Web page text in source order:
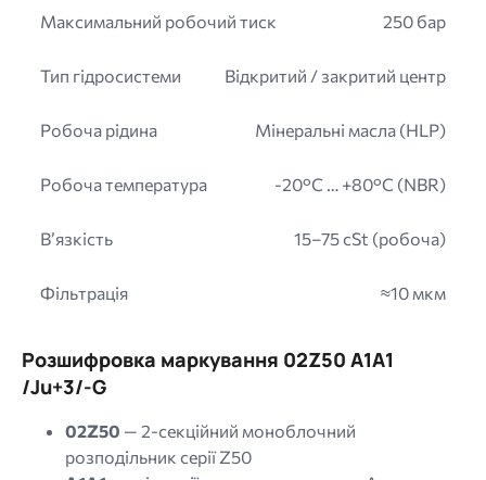
Максимальний робочий тиск 250 бар
Тип гідросистеми Відкритий / закритий центр
Робоча рідина Мінеральні масла (HLP)
Робоча температура -20°C … +80°C (NBR)
В’язкість 15–75 cSt (робоча)
Фільтрація ≈10 мкм
Розшифровка маркування 02Z50 A1A1
/Ju+3/-G
02Z50 — 2-секційний моноблочний
розподільник серії Z50